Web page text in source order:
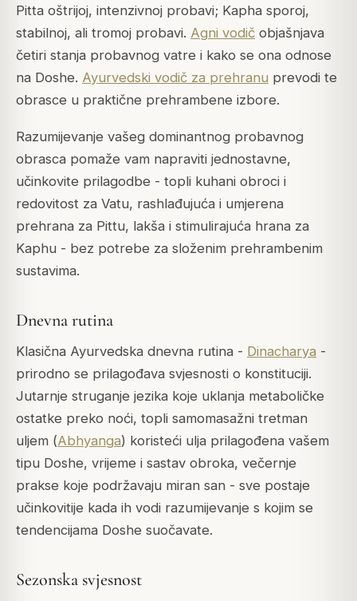
Pitta oštrijoj, intenzivnoj probavi; Kapha sporoj,
stabilnoj, ali tromoj probavi. Agni vodič objašnjava
četiri stanja probavnog vatre i kako se ona odnose
na Doshe. Ayurvedski vodič za prehranu prevodi te
obrasce u praktične prehrambene izbore.
Razumijevanje vašeg dominantnog probavnog
obrasca pomaže vam napraviti jednostavne,
učinkovite prilagodbe - topli kuhani obroci i
redovitost za Vatu, rashlađujuća i umjerena
prehrana za Pittu, lakša i stimulirajuća hrana za
Kaphu - bez potrebe za složenim prehrambenim
sustavima.
Dnevna rutina
Klasična Ayurvedska dnevna rutina - Dinacharya -
prirodno se prilagođava svjesnosti o konstituciji.
Jutarnje struganje jezika koje uklanja metaboličke
ostatke preko noći, topli samomasažni tretman
uljem (Abhyanga) koristeći ulja prilagođena vašem
tipu Doshe, vrijeme i sastav obroka, večernje
prakse koje podržavaju miran san - sve postaje
učinkovitije kada ih vodi razumijevanje s kojim se
tendencijama Doshe suočavate.
Sezonska svjesnost